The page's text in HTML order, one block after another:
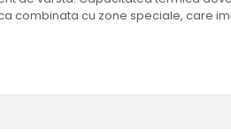
combinata cu zone speciale, care